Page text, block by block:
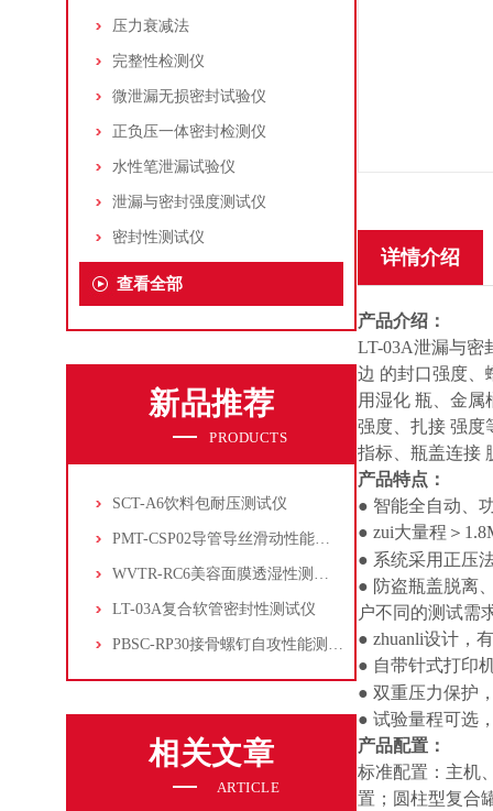
压力衰减法
完整性检测仪
微泄漏无损密封试验仪
正负压一体密封检测仪
水性笔泄漏试验仪
泄漏与密封强度测试仪
密封性测试仪
查看全部
新品推荐
PRODUCTS
SCT-A6饮料包耐压测试仪
PMT-CSP02导管导丝滑动性能测试仪
WVTR-RC6美容面膜透湿性测试仪
LT-03A复合软管密封性测试仪
PBSC-RP30接骨螺钉自攻性能测试‌仪
相关文章
ARTICLE
详情介绍
产品介绍：
LT-03A泄漏与密
边 的封口强度、
用湿化 瓶、金
强度、扎接 强度
指标、瓶盖连接
产品特点：
● 智能全自动、
● zui大量程＞
● 系统采用正压
● 防盗瓶盖脱离
户不同的测试需
● zhuanli设计，
● 自带针式打印
● 双重压力保护
● 试验量程可选
产品配置：
标准配置：主机
置；圆柱型复合